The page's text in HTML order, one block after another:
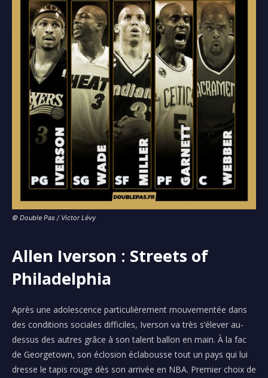
© Double Pas / Victor Lévy
Allen Iverson : Streets of
Philadelphia
Après une adolescence particulièrement mouvementée dans
des conditions sociales difficiles, Iverson va très s’élever au-
dessus des autres grâce à son talent ballon en main. À la fac
de Georgetown, son éclosion éclabousse tout un pays qui lui
dresse le tapis rouge dès son arrivée en NBA. Premier choix de